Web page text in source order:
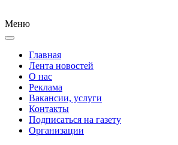
Меню
Главная
Лента новостей
О нас
Реклама
Вакансии, услуги
Контакты
Подписаться на газету
Организации